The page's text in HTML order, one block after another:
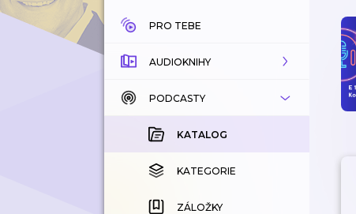
PRO TEBE
AUDIOKNIHY
KATALOG
KOUPENÉ
KATEGORIE
ZÁLOŽKY
PODCASTY
KATALOG
KATEGORIE
ZÁLOŽKY